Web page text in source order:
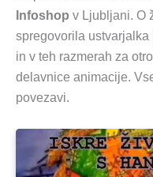
Infoshop v Ljubljani. O
spregovorila ustvarjalka
in v teh razmerah za
delavnice animacije.
povezavi.